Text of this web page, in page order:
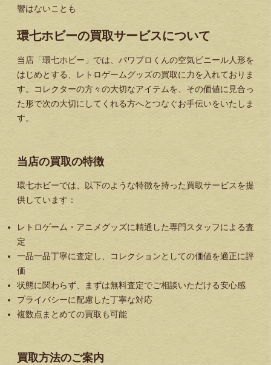
響はないことも
環七ホビーの買取サービスについて
当店「環七ホビー」では、パワプロくんの空気ビニール人形を
はじめとする、レトロゲームグッズの買取に力を入れておりま
す。コレクターの方々の大切なアイテムを、その価値に見合っ
た形で次の大切にしてくれる方へとつなぐお手伝いをいたしま
す。
当店の買取の特徴
環七ホビーでは、以下のような特徴を持った買取サービスを提
供しています：
レトロゲーム・アニメグッズに精通した専門スタッフによる査
定
一品一品丁寧に査定し、コレクションとしての価値を適正に評
価
状態に関わらず、まずは無料査定でご相談いただける安心感
プライバシーに配慮した丁寧な対応
複数点まとめての買取も可能
買取方法のご案内